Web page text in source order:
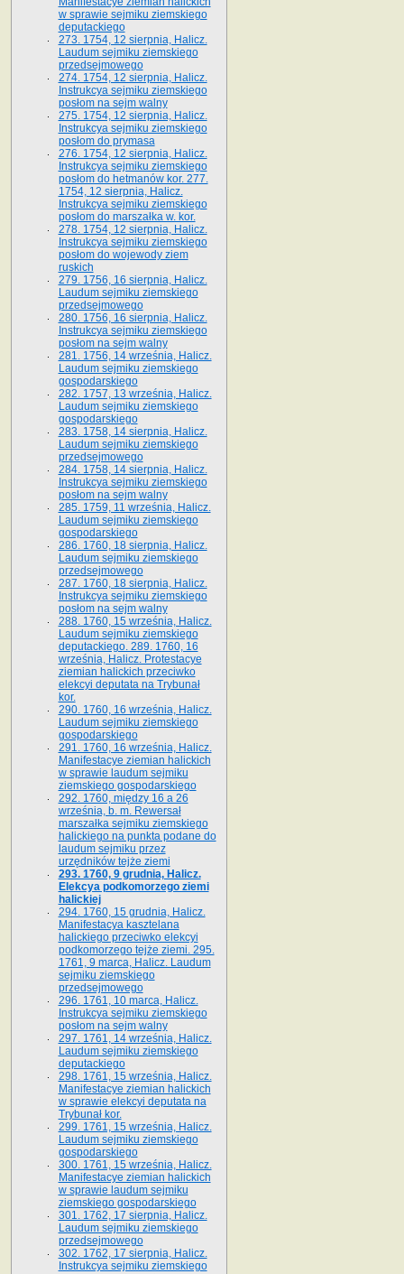
w sprawie sejmiku ziemskiego
deputackiego
273. 1754, 12 sierpnia, Halicz.
Laudum sejmiku ziemskiego
przedsejmowego
274. 1754, 12 sierpnia, Halicz.
Instrukcya sejmiku ziemskiego
posłom na sejm walny
275. 1754, 12 sierpnia, Halicz.
Instrukcya sejmiku ziemskiego
posłom do prymasa
276. 1754, 12 sierpnia, Halicz.
Instrukcya sejmiku ziemskiego
posłom do hetmanów kor. 277.
1754, 12 sierpnia, Halicz.
Instrukcya sejmiku ziemskiego
posłom do marszałka w. kor.
278. 1754, 12 sierpnia, Halicz.
Instrukcya sejmiku ziemskiego
posłom do wojewody ziem
ruskich
279. 1756, 16 sierpnia, Halicz.
Laudum sejmiku ziemskiego
przedsejmowego
280. 1756, 16 sierpnia, Halicz.
Instrukcya sejmiku ziemskiego
posłom na sejm walny
281. 1756, 14 września, Halicz.
Laudum sejmiku ziemskiego
gospodarskiego
282. 1757, 13 września, Halicz.
Laudum sejmiku ziemskiego
gospodarskiego
283. 1758, 14 sierpnia, Halicz.
Laudum sejmiku ziemskiego
przedsejmowego
284. 1758, 14 sierpnia, Halicz.
Instrukcya sejmiku ziemskiego
posłom na sejm walny
285. 1759, 11 września, Halicz.
Laudum sejmiku ziemskiego
gospodarskiego
286. 1760, 18 sierpnia, Halicz.
Laudum sejmiku ziemskiego
przedsejmowego
287. 1760, 18 sierpnia, Halicz.
Instrukcya sejmiku ziemskiego
posłom na sejm walny
288. 1760, 15 września, Halicz.
Laudum sejmiku ziemskiego
deputackiego. 289. 1760, 16
września, Halicz. Protestacye
ziemian halickich przeciwko
elekcyi deputata na Trybunał
kor.
290. 1760, 16 września, Halicz.
Laudum sejmiku ziemskiego
gospodarskiego
291. 1760, 16 września, Halicz.
Manifestacye ziemian halickich
w sprawie laudum sejmiku
ziemskiego gospodarskiego
292. 1760, między 16 a 26
września, b. m. Rewersał
marszałka sejmiku ziemskiego
halickiego na punkta podane do
laudum sejmiku przez
urzędników tejże ziemi
293. 1760, 9 grudnia, Halicz.
Elekcya podkomorzego ziemi
halickiej
294. 1760, 15 grudnia, Halicz.
Manifestacya kasztelana
halickiego przeciwko elekcyi
podkomorzego tejże ziemi. 295.
1761, 9 marca, Halicz. Laudum
sejmiku ziemskiego
przedsejmowego
296. 1761, 10 marca, Halicz.
Instrukcya sejmiku ziemskiego
posłom na sejm walny
297. 1761, 14 września, Halicz.
Laudum sejmiku ziemskiego
deputackiego
298. 1761, 15 września, Halicz.
Manifestacye ziemian halickich
w sprawie elekcyi deputata na
Trybunał kor.
299. 1761, 15 września, Halicz.
Laudum sejmiku ziemskiego
gospodarskiego
300. 1761, 15 września, Halicz.
Manifestacye ziemian halickich
w sprawie laudum sejmiku
ziemskiego gospodarskiego
301. 1762, 17 sierpnia, Halicz.
Laudum sejmiku ziemskiego
przedsejmowego
302. 1762, 17 sierpnia, Halicz.
Instrukcya sejmiku ziemskiego